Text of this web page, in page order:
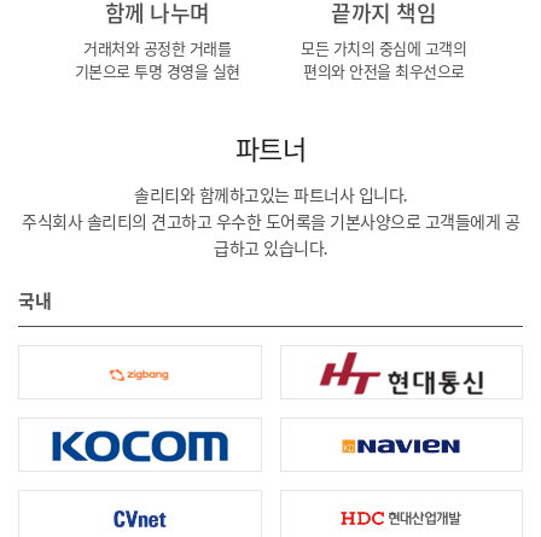
함께 나누며
거래처와 공정한 거래를
기본으로 투명 경영을 실현
끝까지 책임
모든 가치의 중심에 고객의
편의와 안전을 최우선으로
파트너
솔리티와 함께하고있는 파트너사 입니다.
주식회사 솔리티의 견고하고 우수한 도어록을 기본사양으로 고객들에게 공
급하고 있습니다.
국내